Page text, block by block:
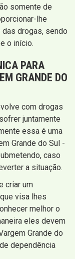
somente de
lhe
drogas, sendo
o início.
PARA
GRANDE DO
com drogas
juntamente
essa é uma
Grande do Sul -
caso
a situação.
criar um
visa lhes
melhor o
eles devem
Grande do
dependência